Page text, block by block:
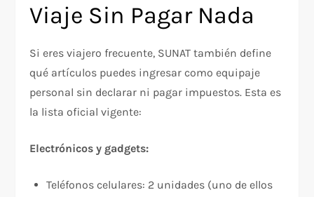
Viaje Sin Pagar Nada
Si eres viajero frecuente, SUNAT también define
qué artículos puedes ingresar como equipaje
personal sin declarar ni pagar impuestos. Esta es
la lista oficial vigente:
Electrónicos y gadgets:
Teléfonos celulares: 2 unidades (uno de ellos